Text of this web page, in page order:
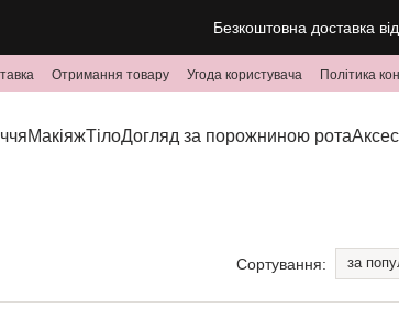
Безкоштовна доставка
Отримання товару Угода користувача Політика
МакіяжТілоДогляд за порожниною рота
Сортування: за